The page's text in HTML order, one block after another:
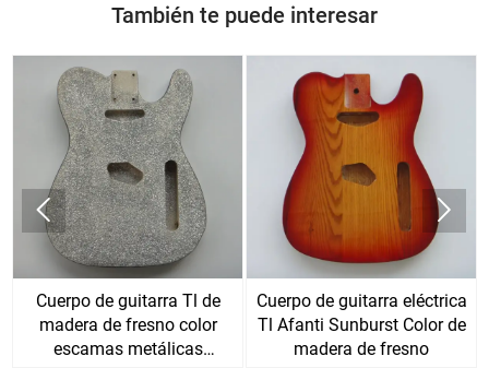
También te puede interesar
Cuerpo de guitarra Tl de
madera de fresno color
escamas metálicas
Cuerpo de guitarra eléctrica
Tl Afanti Sunburst Color de
madera de fresno
 